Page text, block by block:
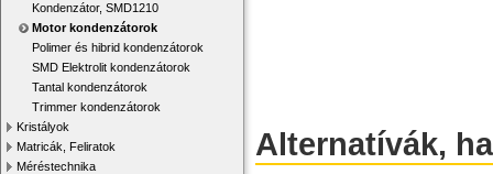
Kondenzátor, SMD1210
Motor kondenzátorok
Polimer és hibrid kondenzátorok
SMD Elektrolit kondenzátorok
Tantal kondenzátorok
Trimmer kondenzátorok
Kristályok
Matricák, Feliratok
Méréstechnika
Alternatívák,